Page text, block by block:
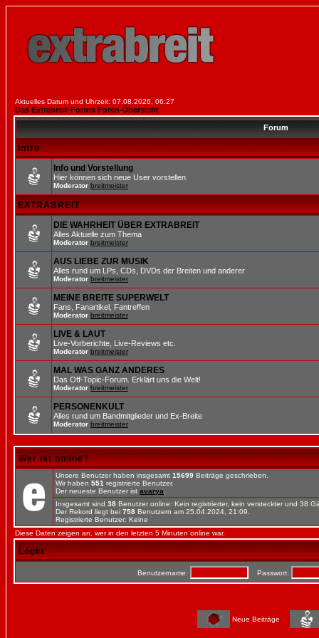
Aktuelles Datum und Uhrzeit: 07.08.2026, 06:27
Das Extrabreit-Forum Foren-Übersicht
Forum
Intro
Info und Vorstellung
Hier können sich neue User vorstellen
Moderator breitmeister
EXTRABREIT
DIE WAHRHEIT ÜBER EXTRABREIT
Alles Aktuelle zum Thema
Moderator breitmeister
AUS LIEBE ZUR MUSIK
Alles rund um LPs, CDs, DVDs der Breiten und anderer
Moderator breitmeister
MEINE BREITE SUPERWELT
Fans, Fanartikel, Fantreffen
Moderator breitmeister
LIVE & LAUT
Live-Vorberichte, Live-Reviews etc.
Moderator breitmeister
MAL WAS GANZ ANDERES
Das Off-Topic-Forum. Erklärt uns die Welt!
Moderator breitmeister
PERSONENKULT
Alles rund um Bandmitglieder und Ex-Breite
Moderator breitmeister
Wer ist online?
Unsere Benutzer haben insgesamt 15699 Beiträge geschrieben.
Wir haben 551 registrierte Benutzer.
Der neueste Benutzer ist avarya
Insgesamt sind 38 Benutzer online: Kein registrierter, kein versteckter und 38
Der Rekord liegt bei 758 Benutzern am 25.04.2024, 21:09.
Registrierte Benutzer: Keine
Diese Daten zeigen an, wer in den letzten 5 Minuten online war.
Login
Benutzername: Passwort:
Neue Beiträge